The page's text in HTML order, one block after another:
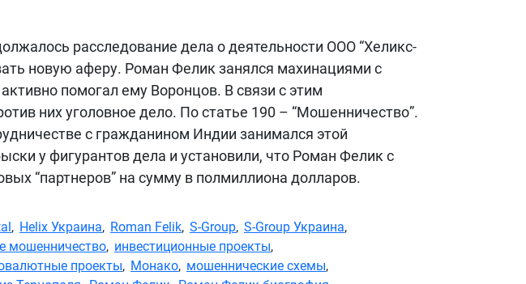
расследование дела о деятельности ООО “Хеликс-
новую аферу. Роман Фелик занялся махинациями с
помогал ему Воронцов. В связи с этим
них уголовное дело. По статье 190 – “Мошенничество”.
с гражданином Индии занимался этой
у фигурантов дела и установили, что Роман Фелик с
“партнеров” на сумму в полмиллиона долларов.
, Helix Украина, Roman Felik, S-Group, S-Group Украина,
мошенничество, инвестиционные проекты,
проекты, Монако, мошеннические схемы,